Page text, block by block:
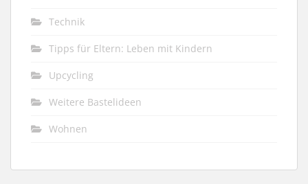
Technik
Tipps für Eltern: Leben mit Kindern
Upcycling
Weitere Bastelideen
Wohnen